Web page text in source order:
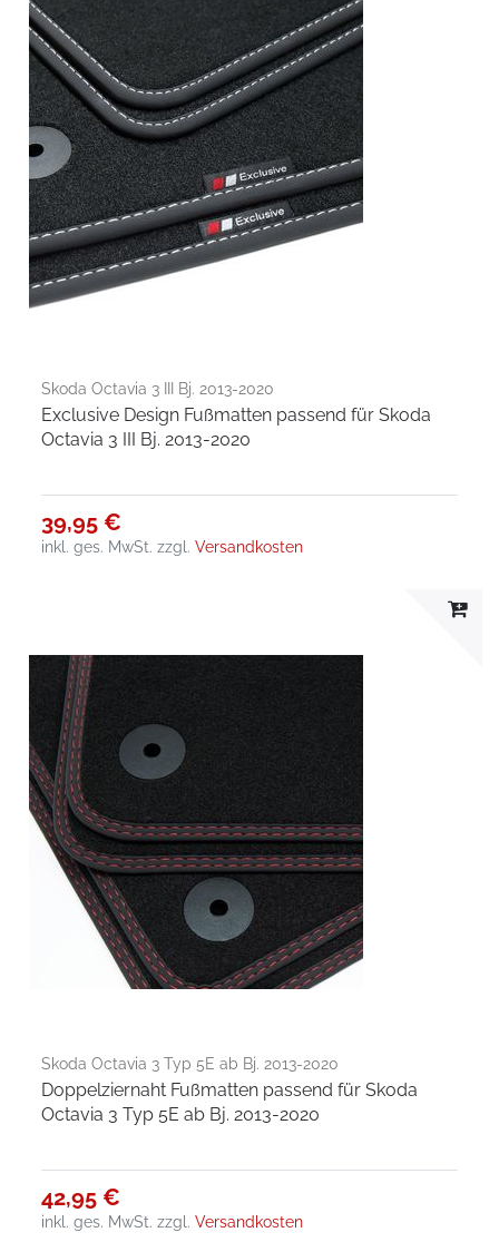
Skoda Octavia 3 III Bj. 2013-2020
Exclusive Design Fußmatten passend für Skoda
Octavia 3 III Bj. 2013-2020
39,95 €
inkl. ges. MwSt. zzgl.Versandkosten
Skoda Octavia 3 Typ 5E ab Bj. 2013-2020
Doppelziernaht Fußmatten passend für Skoda
Octavia 3 Typ 5E ab Bj. 2013-2020
42,95 €
inkl. ges. MwSt. zzgl.Versandkosten